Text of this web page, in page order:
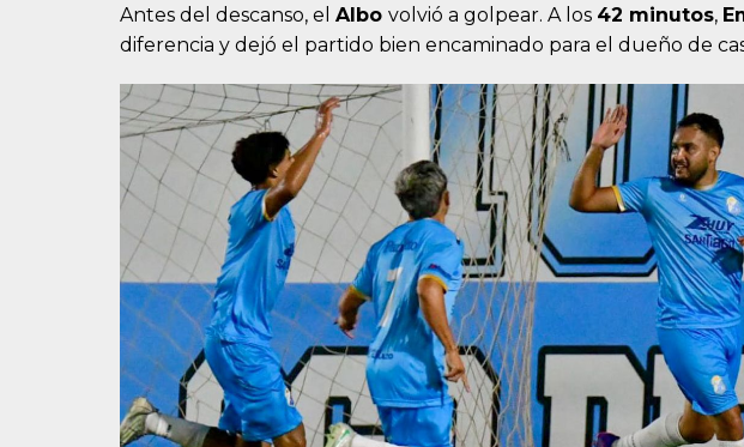
Antes del descanso, el Albo volvió a golpear. A los 42 minutos,
diferencia y dejó el partido bien encaminado para el dueño de